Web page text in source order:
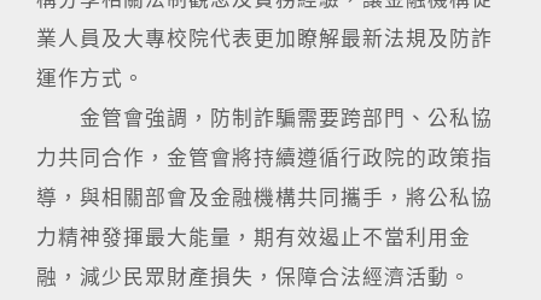
業人員及大專校院代表更加瞭解最新法規及防詐
運作方式。
金管會強調，防制詐騙需要跨部門、公私協
力共同合作，金管會將持續遵循行政院的政策指
導，與相關部會及金融機構共同攜手，將公私協
力精神發揮最大能量，期有效遏止不當利用金
融，減少民眾財產損失，保障合法經濟活動。